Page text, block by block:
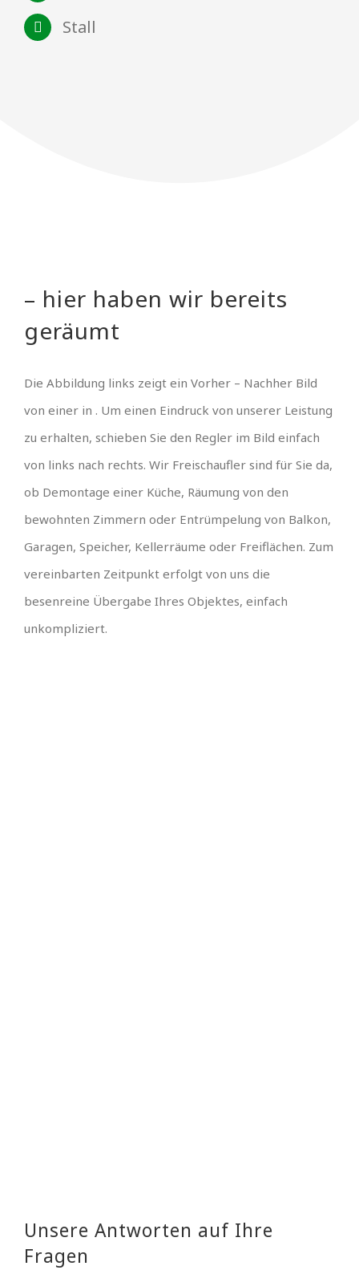
Stall
– hier haben wir bereits
geräumt
Die Abbildung links zeigt ein Vorher – Nachher Bild
von einer in . Um einen Eindruck von unserer Leistung
zu erhalten, schieben Sie den Regler im Bild einfach
von links nach rechts. Wir Freischaufler sind für Sie da,
ob Demontage einer Küche, Räumung von den
bewohnten Zimmern oder Entrümpelung von Balkon,
Garagen, Speicher, Kellerräume oder Freiflächen. Zum
vereinbarten Zeitpunkt erfolgt von uns die
besenreine Übergabe Ihres Objektes, einfach
unkompliziert.
Unsere Antworten auf Ihre
Fragen